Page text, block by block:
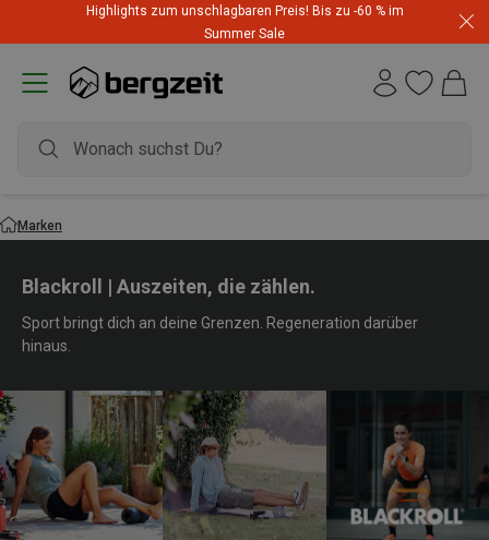
Highlights zum unschlagbaren Preis! Bis zu -60 % im
Summer Sale
Marken
Blackroll | Auszeiten, die zählen.
Sport bringt dich an deine Grenzen. Regeneration darüber
hinaus.